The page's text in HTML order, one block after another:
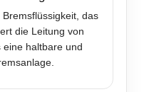
das
die Leitung von
haltbare und